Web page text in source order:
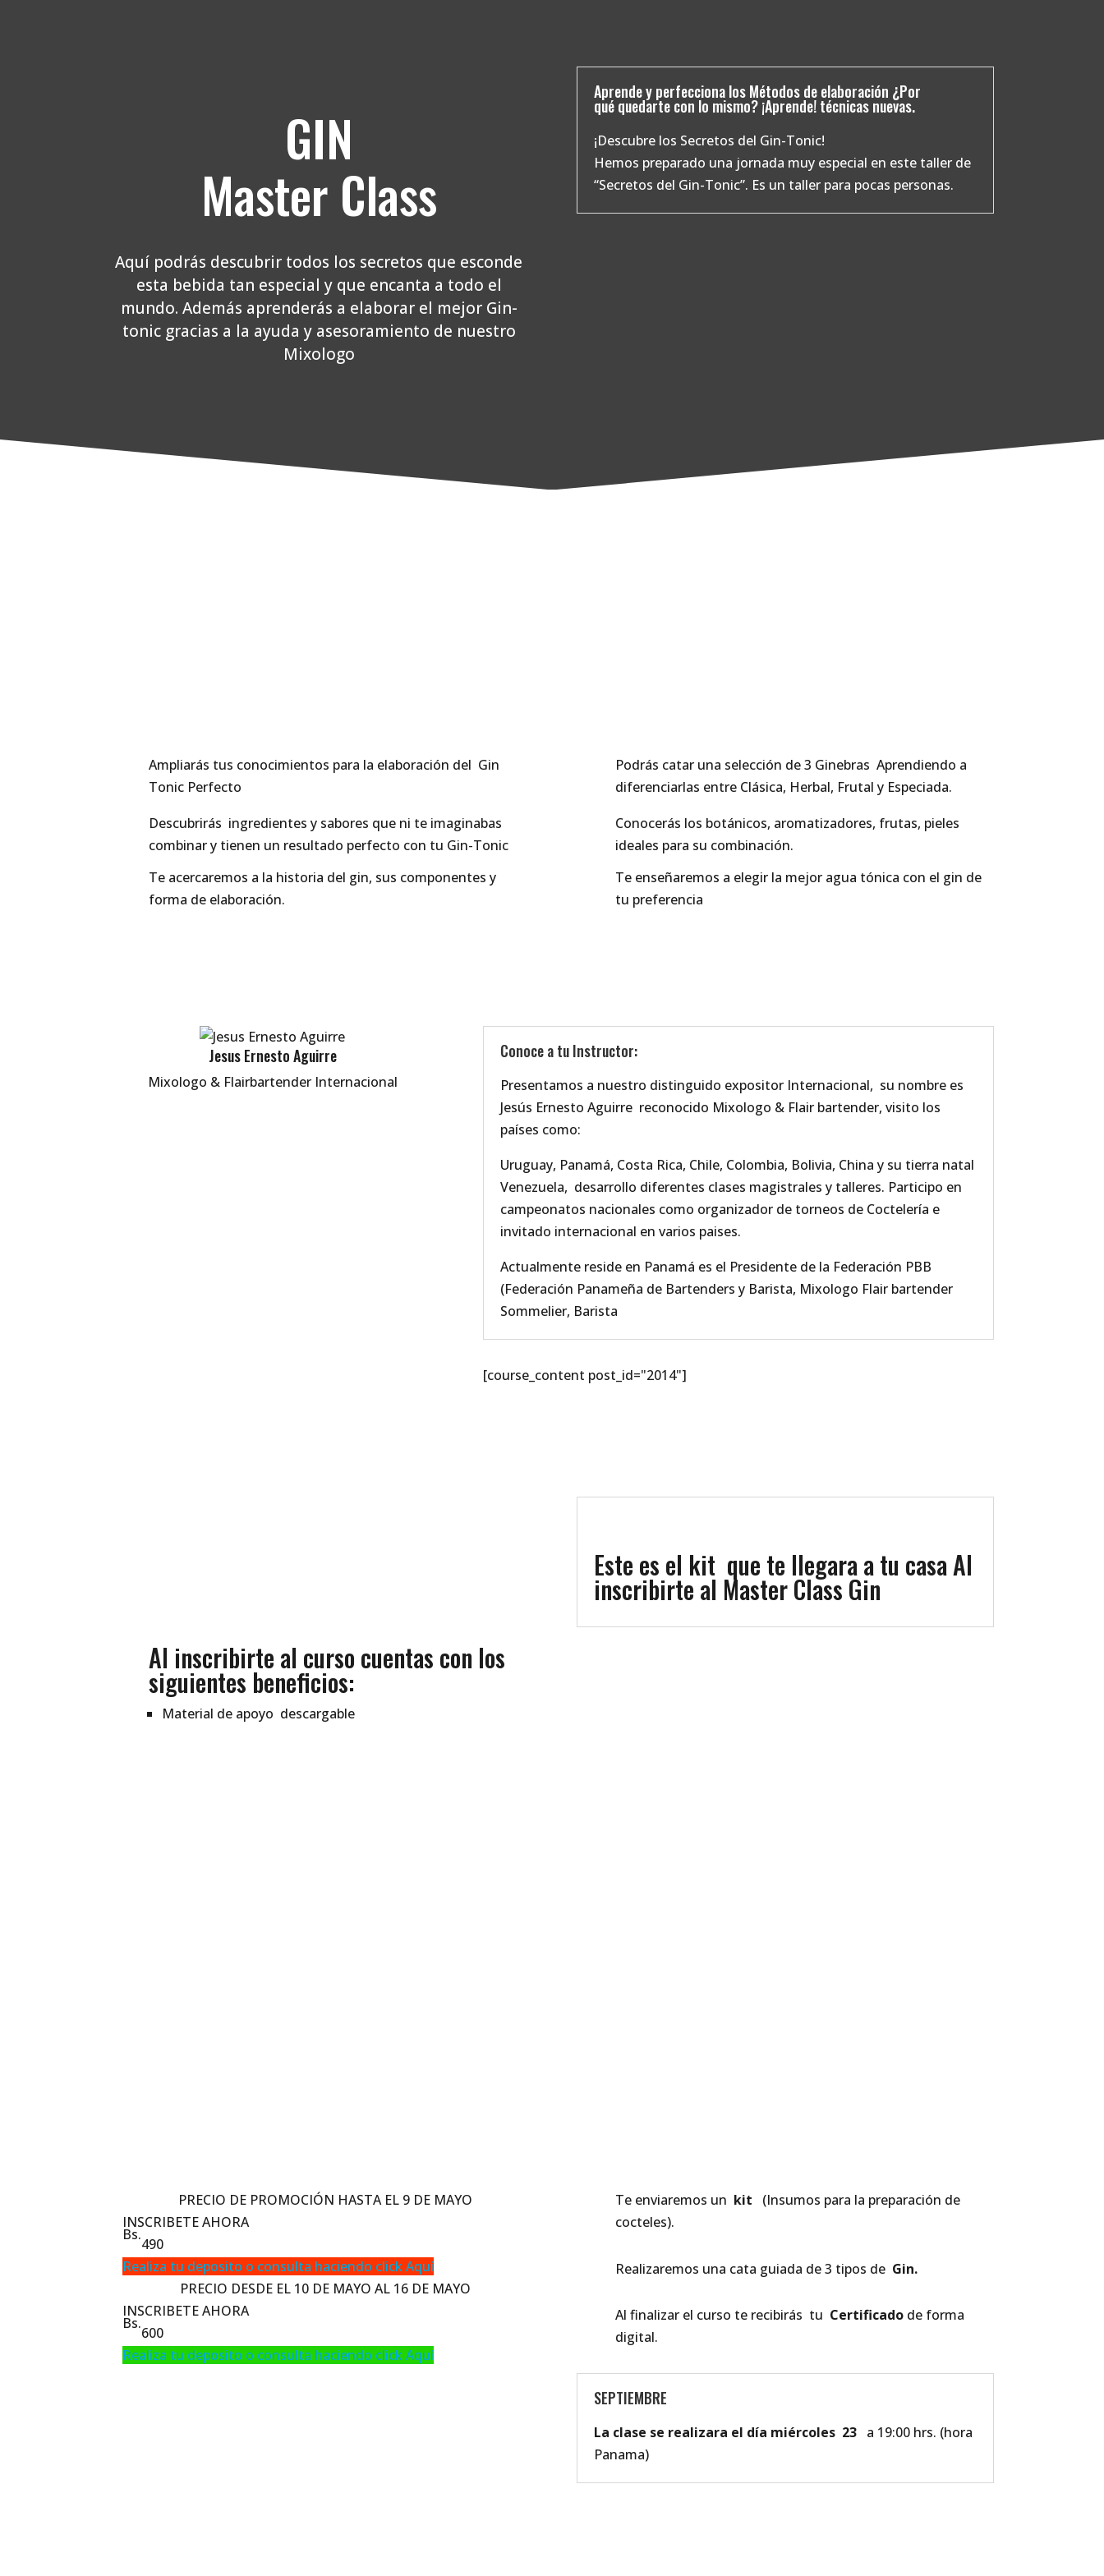
GIN
Master Class
Aquí podrás descubrir todos los secretos que esconde
esta bebida tan especial y que encanta a todo el
mundo. Además aprenderás a elaborar el mejor Gin-
tonic gracias a la ayuda y asesoramiento de nuestro
Mixologo
Aprende y perfecciona los Métodos de elaboración ¿Por
qué quedarte con lo mismo? ¡Aprende! técnicas nuevas.
¡Descubre los Secretos del Gin-Tonic!
Hemos preparado una jornada muy especial en este taller de
“Secretos del Gin-Tonic”. Es un taller para pocas personas.
Ampliarás tus conocimientos para la elaboración del Gin
Tonic Perfecto
Podrás catar una selección de 3 Ginebras Aprendiendo a
diferenciarlas entre Clásica, Herbal, Frutal y Especiada.
Descubrirás ingredientes y sabores que ni te imaginabas
combinar y tienen un resultado perfecto con tu Gin-Tonic
Conocerás los botánicos, aromatizadores, frutas, pieles
ideales para su combinación.
Te acercaremos a la historia del gin, sus componentes y
forma de elaboración.
Te enseñaremos a elegir la mejor agua tónica con el gin de
tu preferencia
Jesus Ernesto Aguirre
Mixologo & Flairbartender Internacional
Conoce a tu Instructor:
Presentamos a nuestro distinguido expositor Internacional, su nombre es
Jesús Ernesto Aguirre reconocido Mixologo & Flair bartender, visito los
países como:
Uruguay, Panamá, Costa Rica, Chile, Colombia, Bolivia, China y su tierra natal
Venezuela, desarrollo diferentes clases magistrales y talleres. Participo en
campeonatos nacionales como organizador de torneos de Coctelería e
invitado internacional en varios paises.
Actualmente reside en Panamá es el Presidente de la Federación PBB
(Federación Panameña de Bartenders y Barista, Mixologo Flair bartender
Sommelier, Barista
[course_content post_id="2014"]
Al inscribirte al curso cuentas con los
siguientes beneficios:
Material de apoyo descargable
Este es el kit que te llegara a tu casa Al
inscribirte al Master Class Gin
PRECIO DE PROMOCIÓN HASTA EL 9 DE MAYO
INSCRIBETE AHORA
Bs.
490
Realiza tu deposito o consulta haciendo click Aquí
PRECIO DESDE EL 10 DE MAYO AL 16 DE MAYO
INSCRIBETE AHORA
Bs.
600
Realiza tu deposito o consulta haciendo click Aquí
Te enviaremos un kit (Insumos para la preparación de
cocteles).
Realizaremos una cata guiada de 3 tipos de Gin.
Al finalizar el curso te recibirás tu Certificadode forma
digital.
SEPTIEMBRE
La clase se realizara el día miércoles 23a 19:00 hrs. (hora
Panama)